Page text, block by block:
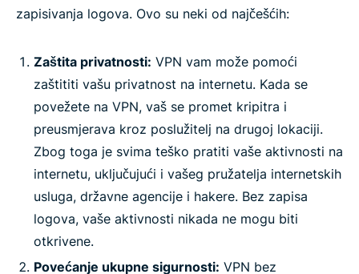
zapisivanja logova. Ovo su neki od najčešćih:
Zaštita privatnosti: VPN vam može pomoći
zaštititi vašu privatnost na internetu. Kada se
povežete na VPN, vaš se promet kripitra i
preusmjerava kroz poslužitelj na drugoj lokaciji.
Zbog toga je svima teško pratiti vaše aktivnosti na
internetu, uključujući i vašeg pružatelja internetskih
usluga, državne agencije i hakere. Bez zapisa
logova, vaše aktivnosti nikada ne mogu biti
otkrivene.
Povećanje ukupne sigurnosti: VPN bez